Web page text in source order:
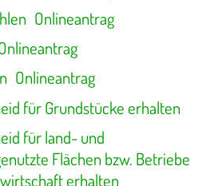
Onlineantrag
Onlineantrag
für Grundstücke erhalten
für land- und
Flächen bzw. Betriebe
erhalten